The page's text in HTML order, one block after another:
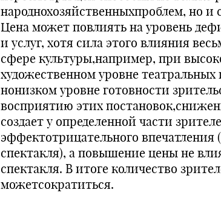
народнохозяйственныхпроблем, но и
Цена может повлиять на уровень
и услуг, хотя сила этого влияния
сфере культуры,например, при
художественном уровне театральных
нонизком уровне готовности
восприятию этих
создает у определенной части
эффектотрицательного впечатления
спектакля), а повышение цены не
спектакля. В итоге количество
можетсократиться.